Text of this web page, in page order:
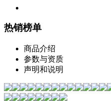
热销榜单
商品介绍
参数与资质
声明和说明